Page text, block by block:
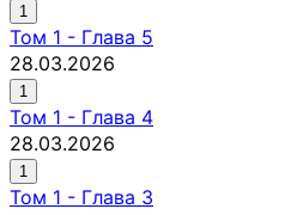
1
Том 1 - Глава 5
28.03.2026
1
Том 1 - Глава 4
28.03.2026
1
Том 1 - Глава 3